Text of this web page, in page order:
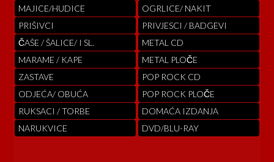
MAJICE/HUDICE
PRIŠIVCI
ČAŠE / ŠALICE/ I SL.
MARAME / KAPE
ZASTAVE
ODJEĆA/ OBUĆA
RUKSACI / TORBE
NARUKVICE
OGRLICE/ NAKIT
PRIVJESCI / BADGEVI
METAL CD
METAL PLOČE
POP ROCK CD
POP ROCK PLOČE
DOMAĆA IZDANJA
DVD/BLU-RAY